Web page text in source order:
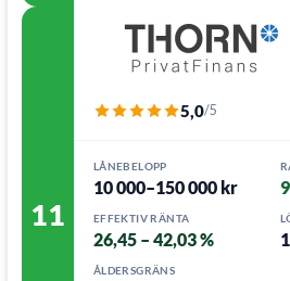
11
5,0/5
LÅNEBELOPP
10 000–150 000 kr
EFFEKTIV RÄNTA
26,45 – 42,03 %
ÅLDERSGRÄNS